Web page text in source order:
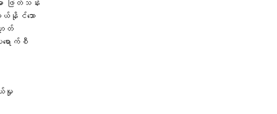
ဖြတ်သန်း
နိုင်သော
ဟုတ်
ောက်စီ
မှု